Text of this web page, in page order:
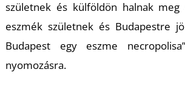
születnek és külföldön halnak
eszmék születnek és Budapestre
Budapest egy eszme
nyomozásra.